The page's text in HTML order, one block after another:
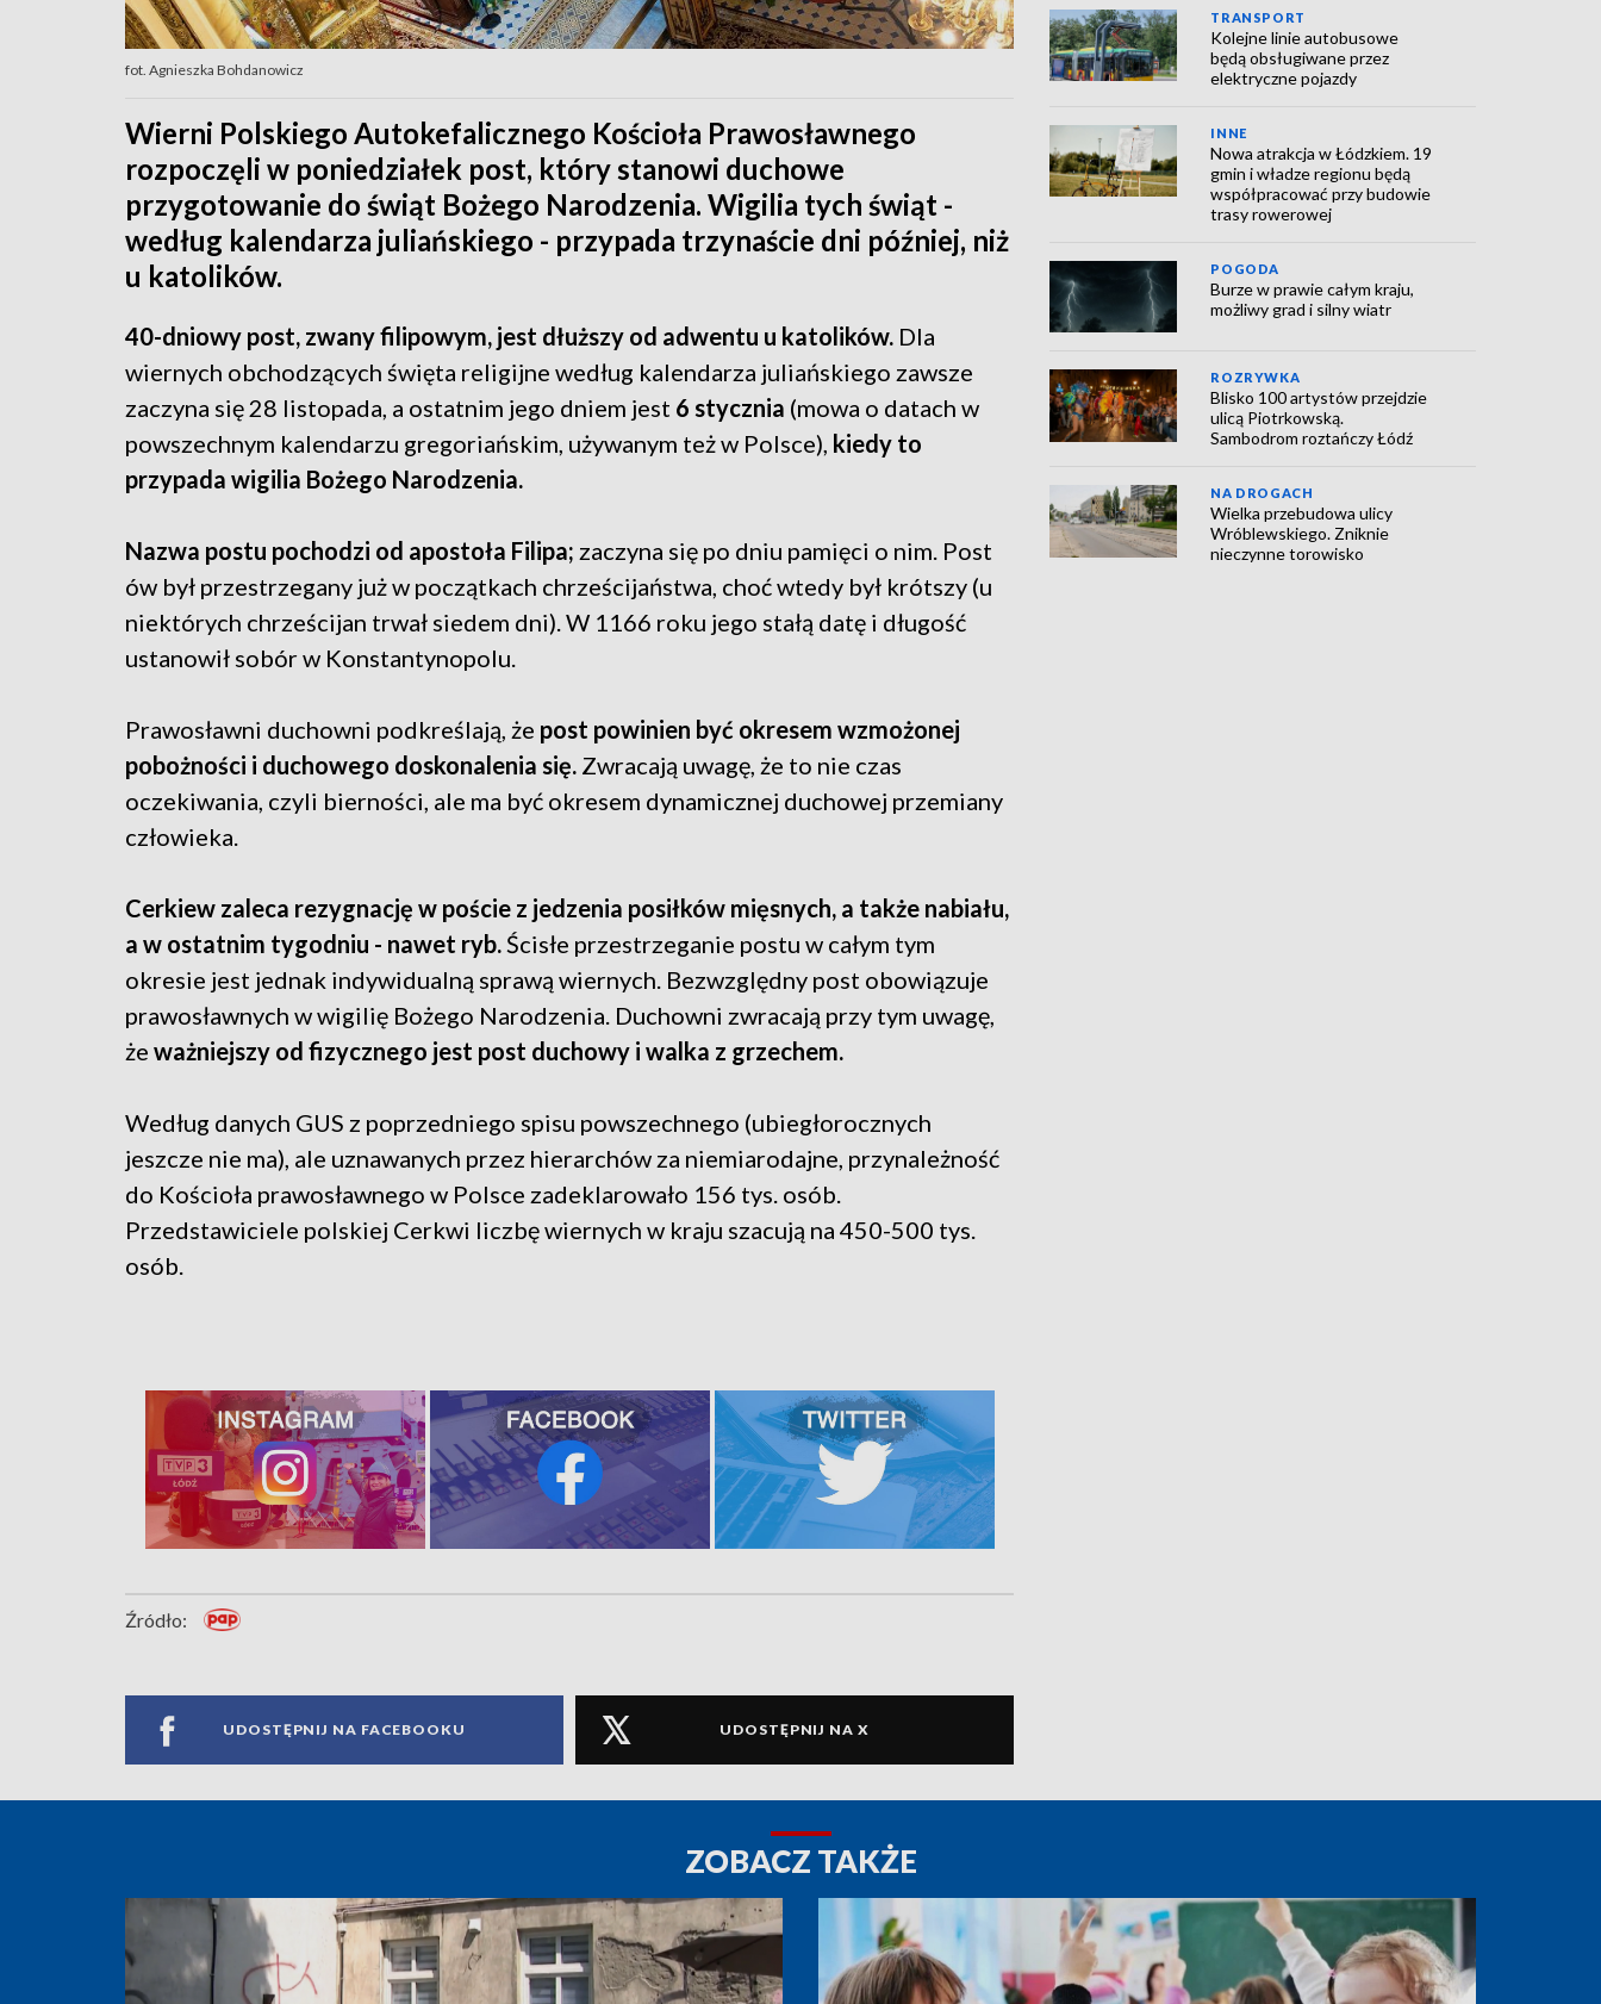
fot. Agnieszka Bohdanowicz
Wierni Polskiego Autokefalicznego Kościoła Prawosławnego
rozpoczęli w poniedziałek post, który stanowi duchowe
przygotowanie do świąt Bożego Narodzenia. Wigilia tych świąt -
według kalendarza juliańskiego - przypada trzynaście dni później, niż
u katolików.
40-dniowy post, zwany filipowym, jest dłuższy od adwentu u katolików. Dla
wiernych obchodzących święta religijne według kalendarza juliańskiego zawsze
zaczyna się 28 listopada, a ostatnim jego dniem jest 6 stycznia (mowa o datach w
powszechnym kalendarzu gregoriańskim, używanym też w Polsce), kiedy to
przypada wigilia Bożego Narodzenia.
Nazwa postu pochodzi od apostoła Filipa; zaczyna się po dniu pamięci o nim. Post
ów był przestrzegany już w początkach chrześcijaństwa, choć wtedy był krótszy (u
niektórych chrześcijan trwał siedem dni). W 1166 roku jego stałą datę i długość
ustanowił sobór w Konstantynopolu.
Prawosławni duchowni podkreślają, że post powinien być okresem wzmożonej
pobożności i duchowego doskonalenia się. Zwracają uwagę, że to nie czas
oczekiwania, czyli bierności, ale ma być okresem dynamicznej duchowej przemiany
człowieka.
Cerkiew zaleca rezygnację w poście z jedzenia posiłków mięsnych, a także nabiału,
a w ostatnim tygodniu - nawet ryb.Ścisłe przestrzeganie postu w całym tym
okresie jest jednak indywidualną sprawą wiernych. Bezwzględny post obowiązuje
prawosławnych w wigilię Bożego Narodzenia. Duchowni zwracają przy tym uwagę,
że ważniejszy od fizycznego jest post duchowy i walka z grzechem.
Według danych GUS z poprzedniego spisu powszechnego (ubiegłorocznych
jeszcze nie ma), ale uznawanych przez hierarchów za niemiarodajne, przynależność
do Kościoła prawosławnego w Polsce zadeklarowało 156 tys. osób.
Przedstawiciele polskiej Cerkwi liczbę wiernych w kraju szacują na 450-500 tys.
osób.
Źródło:
UDOSTĘPNIJ NA FACEBOOKU UDOSTĘPNIJ NA X
TRANSPORT
Kolejne linie autobusowe
będą obsługiwane przez
elektryczne pojazdy
INNE
Nowa atrakcja w Łódzkiem. 19
gmin i władze regionu będą
współpracować przy budowie
trasy rowerowej
POGODA
Burze w prawie całym kraju,
możliwy grad i silny wiatr
ROZRYWKA
Blisko 100 artystów przejdzie
ulicą Piotrkowską.
Sambodrom roztańczy Łódź
NA DROGACH
Wielka przebudowa ulicy
Wróblewskiego. Zniknie
nieczynne torowisko
ZOBACZ TAKŻE